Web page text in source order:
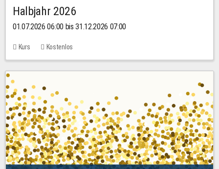
Halbjahr 2026
01.07.2026 06:00 bis 31.12.2026 07:00
Kurs Kostenlos